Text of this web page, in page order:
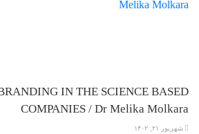
BRANDING IN THE SCIENCE BASED
COMPANIES / Dr Melika Molkara
شهریور ۲۱, ۱۴۰۲